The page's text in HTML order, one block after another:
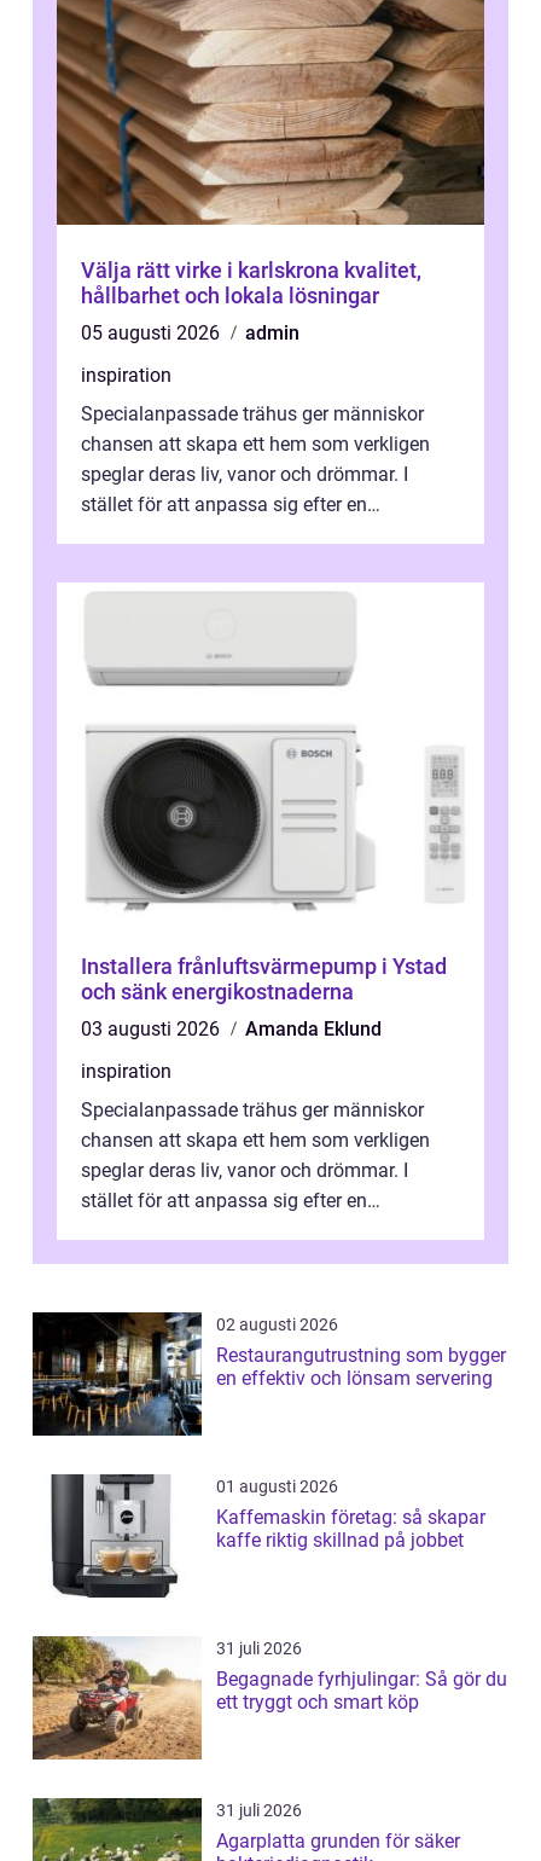
Välja rätt virke i karlskrona kvalitet,
hållbarhet och lokala lösningar
05 augusti 2026
admin
inspiration
Specialanpassade trähus ger människor
chansen att skapa ett hem som verkligen
speglar deras liv, vanor och drömmar. I
stället för att anpassa sig efter en
Installera frånluftsvärmepump i Ystad
och sänk energikostnaderna
03 augusti 2026
Amanda Eklund
inspiration
Specialanpassade trähus ger människor
chansen att skapa ett hem som verkligen
speglar deras liv, vanor och drömmar. I
stället för att anpassa sig efter en
02 augusti 2026
Restaurangutrustning som bygger
en effektiv och lönsam servering
01 augusti 2026
Kaffemaskin företag: så skapar
kaffe riktig skillnad på jobbet
31 juli 2026
Begagnade fyrhjulingar: Så gör du
ett tryggt och smart köp
31 juli 2026
Agarplatta grunden för säker